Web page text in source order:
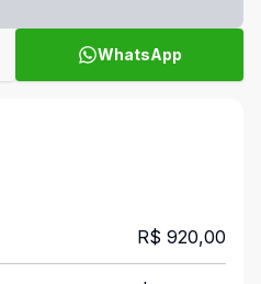
WhatsApp
R$ 920,00